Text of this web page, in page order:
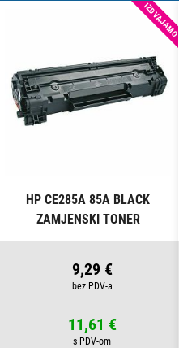
HP CE285A 85A BLACK
ZAMJENSKI TONER
9,29 €
11,61 €